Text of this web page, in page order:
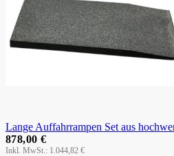
Lange Auffahrrampen Set aus
1.044,82 €
878,00 €